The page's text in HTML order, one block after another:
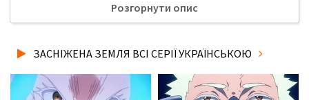
до тями, то зрозумів, що планета повністю замерзла та
буде зясувати, що саме трапилося, в також, чи зможе він
друзям, де Ви дивились нову 6 серію серіалу Засніжена
Розгорнути опис
ЗАСНІЖЕНА ЗЕМЛЯ ВСІ СЕРІЇ УКРАЇНСЬКОЮ